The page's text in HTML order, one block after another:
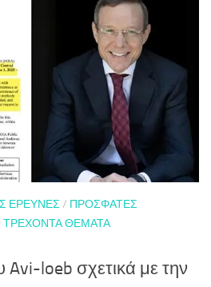
ΈΡΕΥΝΕΣ / ΠΡΌΣΦΑΤΕΣ
ΤΡΈΧΟΝΤΑ ΘΈΜΑΤΑ
loeb σχετικά με την